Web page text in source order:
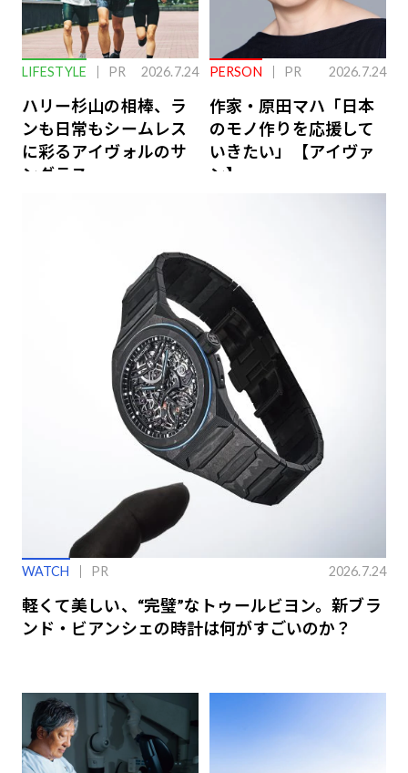
LIFESTYLE PR 2026.7.24
ハリー杉山の相棒、ラ
ンも日常もシームレス
に彩るアイヴォルのサ
ングラス
PERSON PR 2026.7.24
作家・原田マハ「日本
のモノ作りを応援して
いきたい」【アイヴァ
ン】
WATCH PR 2026.7.24
軽くて美しい、“完璧”なトゥールビヨン。新ブラ
ンド・ビアンシェの時計は何がすごいのか？